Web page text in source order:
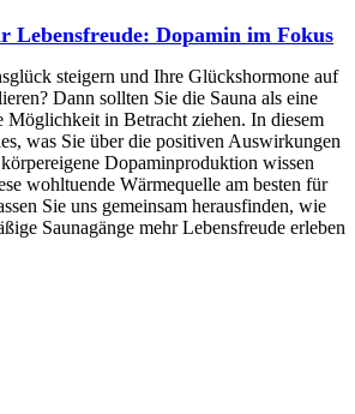
Lebensfreude: Dopamin im Fokus
steigern und Ihre Glückshormone auf
Dann sollten Sie die Sauna als eine
Möglichkeit in Betracht ziehen. In diesem
was Sie über die positiven Auswirkungen
Dopaminproduktion wissen
wohltuende Wärmequelle am besten für
Sie uns gemeinsam herausfinden, wie
Saunagänge mehr Lebensfreude erleben